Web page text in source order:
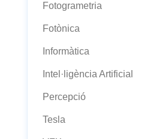
Fotogrametria
Fotònica
Informàtica
Intel·ligència Artificial
Percepció
Tesla